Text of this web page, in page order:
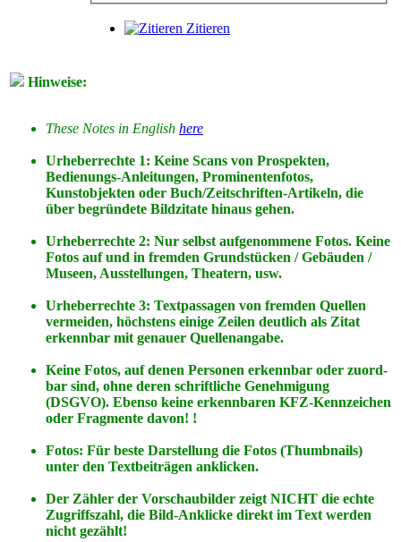
Zitieren
Hinweise:
These Notes in English here
Urheberrechte 1: Keine Scans von Prospekten,
Bedienungs-Anleitungen, Prominentenfotos,
Kunstobjekten oder Buch/Zeitschriften-Artikeln, die
über begründete Bildzitate hinaus gehen.
Urheberrechte 2: Nur selbst aufgenommene Fotos. Keine
Fotos aufund in fremden Grundstücken / Gebäuden /
Museen, Ausstellungen, Theatern, usw.
Urheberrechte 3: Textpassagen von fremden Quellen
vermeiden, höchstens einige Zeilen deutlich als Zitat
erkennbar mit genauer Quellenangabe.
Keine Fotos, auf denen Personen erkennbar oder zuord-
bar sind, ohne deren schriftliche Genehmigung
(DSGVO). Ebenso keine erkennbaren KFZ-Kennzeichen
oder Fragmente davon! !
Fotos: Für beste Darstellung die Fotos (Thumbnails)
unter den Textbeiträgen anklicken.
Der Zähler der Vorschaubilder zeigt NICHT die echte
Zugriffszahl, die Bild-Anklicke direkt im Text werden
nicht gezählt!